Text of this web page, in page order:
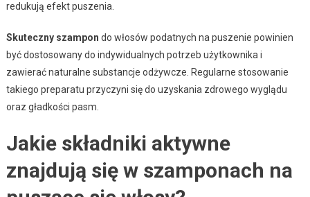
redukują efekt puszenia.
Skuteczny szampon do włosów podatnych na puszenie powinien
być dostosowany do indywidualnych potrzeb użytkownika i
zawierać naturalne substancje odżywcze. Regularne stosowanie
takiego preparatu przyczyni się do uzyskania zdrowego wyglądu
oraz gładkości pasm.
Jakie składniki aktywne
znajdują się w szamponach na